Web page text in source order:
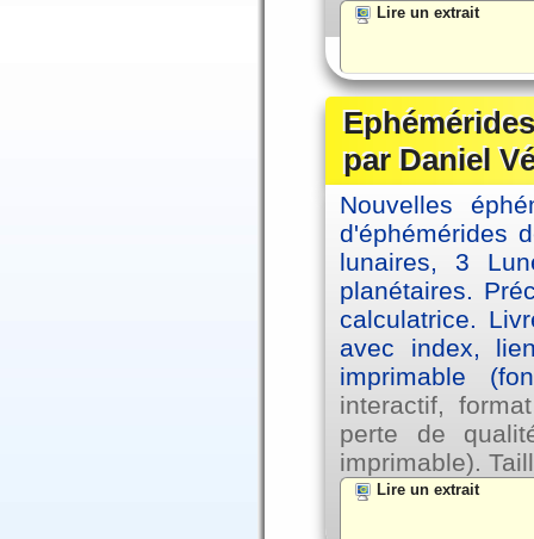
Lire un extrait
par Daniel
Nouvelles
d'éphémérides
lunaires, 3
planétaires.
calculatrice.
avec index,
imprimable
interactif,
perte de
imprimable).
Lire un extrait